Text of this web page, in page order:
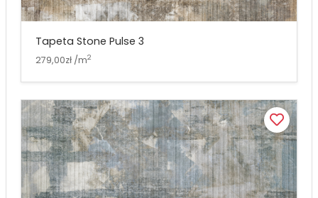
Tapeta Stone Pulse 3
279,00zł /m2